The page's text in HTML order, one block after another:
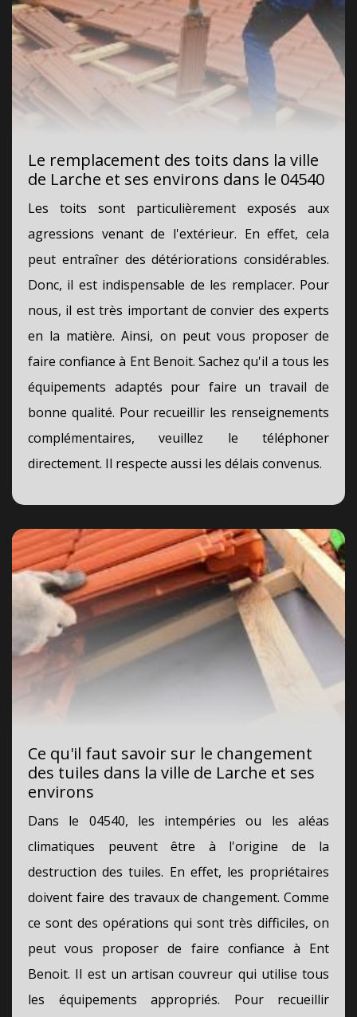
Le remplacement des toits dans la ville
de Larche et ses environs dans le 04540
Les toits sont particulièrement exposés aux
agressions venant de l'extérieur. En effet, cela
peut entraîner des détériorations considérables.
Donc, il est indispensable de les remplacer. Pour
nous, il est très important de convier des experts
en la matière. Ainsi, on peut vous proposer de
faire confiance à Ent Benoit. Sachez qu'il a tous les
équipements adaptés pour faire un travail de
bonne qualité. Pour recueillir les renseignements
complémentaires, veuillez le téléphoner
directement. Il respecte aussi les délais convenus.
Ce qu'il faut savoir sur le changement
des tuiles dans la ville de Larche et ses
environs
Dans le 04540, les intempéries ou les aléas
climatiques peuvent être à l'origine de la
destruction des tuiles. En effet, les propriétaires
doivent faire des travaux de changement. Comme
ce sont des opérations qui sont très difficiles, on
peut vous proposer de faire confiance à Ent
Benoit. Il est un artisan couvreur qui utilise tous
les équipements appropriés. Pour recueillir